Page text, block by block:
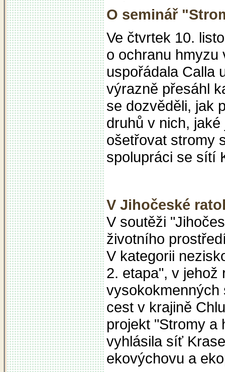
O seminář
Ve čtvrtek 10.
o ochranu hmyzu
uspořádala Calla
výrazně přesáhl
se dozvěděli, jak
druhů v nich,
ošetřovat stromy
spolupráci se sítí
V Jihočeské
V soutěži
životního
V kategorii
2. etapa", v jehož
vysokokmenných
cest v krajině
projekt "Stromy a
vyhlásila síť
ekovýchovu a